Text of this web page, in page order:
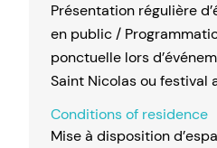
Présentation régulière
en public /
ponctuelle lors
Saint Nicolas ou festival
Conditions of residence
Mise à disposition